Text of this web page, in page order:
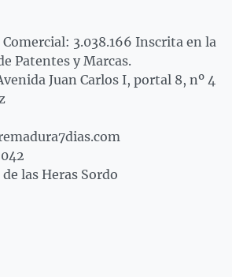
3.038.166 Inscrita en la
Patentes y Marcas.
Juan Carlos I, portal 8, nº 4
las Heras Sordo